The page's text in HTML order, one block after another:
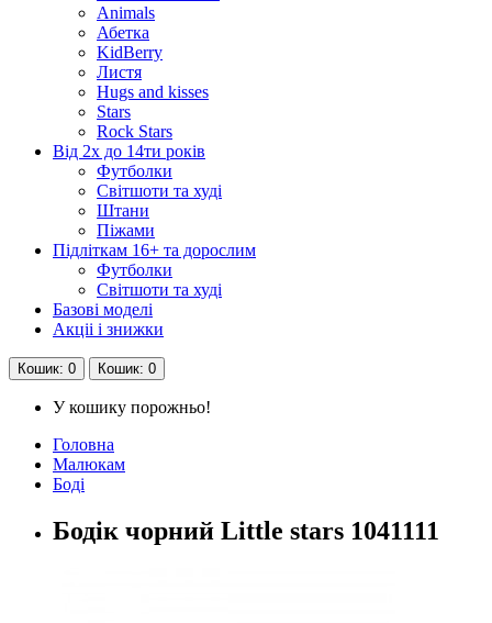
Animals
Абетка
KidBerry
Листя
Hugs and kisses
Stars
Rock Stars
Від 2х до 14ти років
Футболки
Світшоти та худі
Штани
Піжами
Підліткам 16+ та дорослим
Футболки
Світшоти та худі
Базові моделі
Акціі і знижки
Кошик: 0 Кошик: 0
У кошику порожньо!
Головна
Малюкам
Боді
Бодік чорний Little stars 1041111